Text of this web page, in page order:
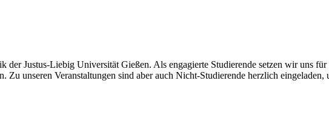
Justus-Liebig Universität Gießen. Als engagierte Studierende setzen wir uns
Zu unseren Veranstaltungen sind aber auch Nicht-Studierende herzlich